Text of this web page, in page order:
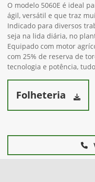
O modelo 5060E é ideal
ágil, versátil e que traz
Indicado para diversos
seja na lida diária, no
Equipado com motor
com 25% de reserva de
tecnologia e potência,
Folheteria